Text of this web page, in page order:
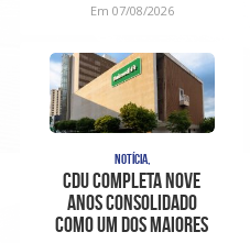
Em 07/08/2026
NOTÍCIA,
CDU completa nove
anos consolidado
como um dos maiores